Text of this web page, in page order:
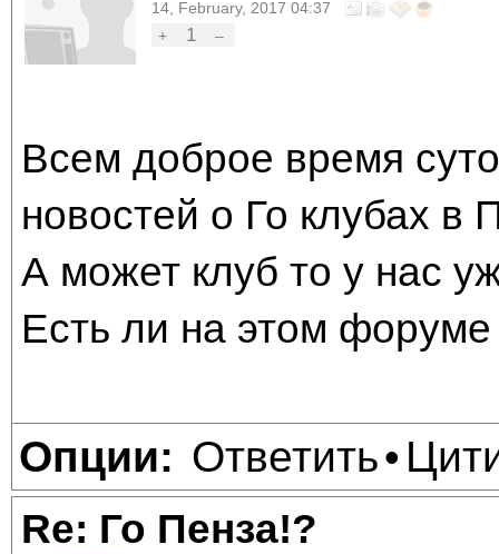
14, February, 2017 04:37
+
1 –
Всем доброе время
новостей о Го клубах в
А может клуб то у нас
Есть ли на этом
Опции: Ответить•
Re: Го Пенза!?